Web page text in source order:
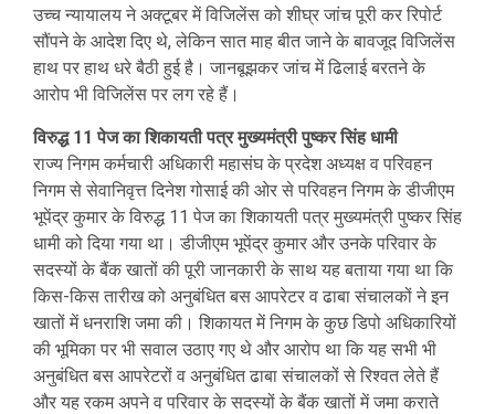
उच्च न्यायालय ने अक्टूबर में विजिलेंस को शीघ्र जांच पूरी कर रिपोर्ट
सौंपने के आदेश दिए थे, लेकिन सात माह बीत जाने के बावजूद विजिलेंस
हाथ पर हाथ धरे बैठी हुई है। जानबूझकर जांच में ढिलाई बरतने के
आरोप भी विजिलेंस पर लग रहे हैं।
विरुद्ध 11 पेज का शिकायती पत्र मुख्यमंत्री पुष्कर सिंह धामी
राज्य निगम कर्मचारी अधिकारी महासंघ के प्रदेश अध्यक्ष व परिवहन
निगम से सेवानिवृत्त दिनेश गोसाई की ओर से परिवहन निगम के डीजीएम
भूपेंद्र कुमार के विरुद्ध 11 पेज का शिकायती पत्र मुख्यमंत्री पुष्कर सिंह
धामी को दिया गया था। डीजीएम भूपेंद्र कुमार और उनके परिवार के
सदस्यों के बैंक खातों की पूरी जानकारी के साथ यह बताया गया था कि
किस-किस तारीख को अनुबंधित बस आपरेटर व ढाबा संचालकों ने इन
खातों में धनराशि जमा की। शिकायत में निगम के कुछ डिपो अधिकारियों
की भूमिका पर भी सवाल उठाए गए थे और आरोप था कि यह सभी भी
अनुबंधित बस आपरेटरों व अनुबंधित ढाबा संचालकों से रिश्वत लेते हैं
और यह रकम अपने व परिवार के सदस्यों के बैंक खातों में जमा कराते